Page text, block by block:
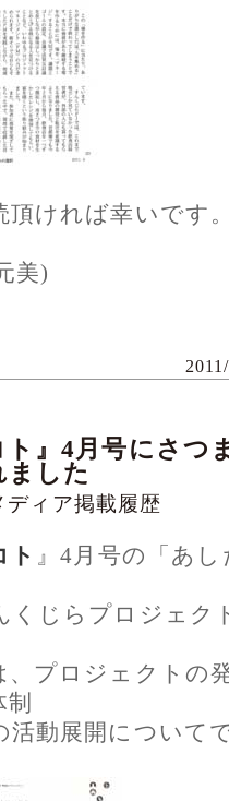
頂ければ幸いです
美)
ト』4月号にさつ
ました
ディア掲載履歴
ト 』4月号の「あ
くじらプロジェク
、プロジェクトの
活動展開について